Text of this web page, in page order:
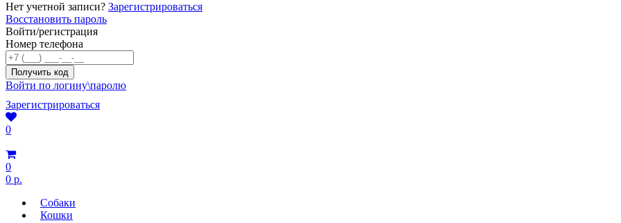
Нет учетной записи? Зарегистрироваться
Восстановить пароль
Войти/регистрация
Номер телефона
Войти по логину\паролю
Зарегистрироваться
0
0
0 р.
Собаки
Кошки